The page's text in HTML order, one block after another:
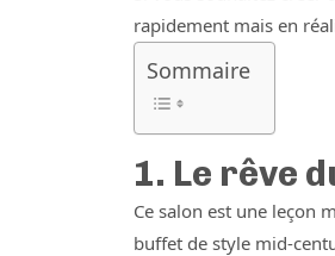
rapidement mais en
Sommaire
1. Le rêve
Ce salon est une leçon
buffet de style mid-